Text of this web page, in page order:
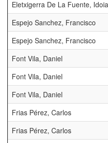
Eletxigerra De La Fuente, Idoia
Espejo Sanchez, Francisco
Espejo Sanchez, Francisco
Font Vila, Daniel
Font Vila, Daniel
Font Vila, Daniel
Frias Pérez, Carlos
Frias Pérez, Carlos